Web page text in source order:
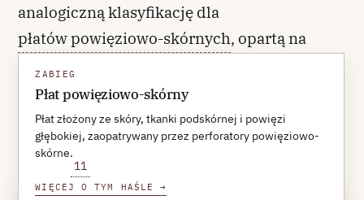
analogiczną klasyfikację dla
płatów powięziowo-skórnych
ZABIEG
Płat powięziowo-skórny
Płat złożony ze skóry, tkanki podskórnej i powięzi
głębokiej, zaopatrywany przez perforatory powięziowo-
skórne.
WIĘCEJ O TYM HAŚLE→
, opartą na
czterech typach (A — wielokrotne perforatory
powięziowo-skórne; B — pojedynczy duży
perforator; C — wieloperforatorowy układ
segmentowy; D — płat osteopowięziowo-
11